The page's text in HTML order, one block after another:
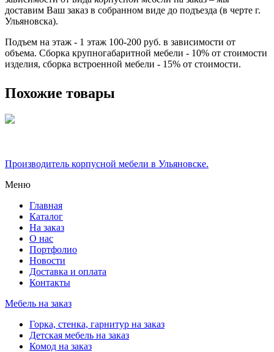
доставим Ваш заказ в собранном виде до подъезда (в черте г.
Ульяновска).
Подъем на этаж - 1 этаж 100-200 руб. в зависимости от
объема. Сборка крупногабаритной мебели - 10% от стоимости
изделия, сборка встроенной мебели - 15% от стоимости.
Похожие товары
Производитель корпусной мебели в Ульяновске.
Меню
Главная
Каталог
На заказ
О нас
Портфолио
Новости
Доставка и оплата
Контакты
Мебель на заказ
Горка, стенка, гарнитур на заказ
Детская мебель на заказ
Комод на заказ